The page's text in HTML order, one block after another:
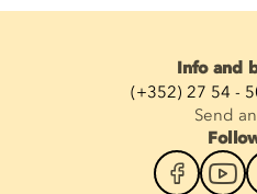
Info and
(+352) 27 54 -
Send